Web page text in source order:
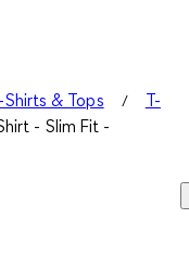
Shirts & Tops
T-
- Slim Fit -